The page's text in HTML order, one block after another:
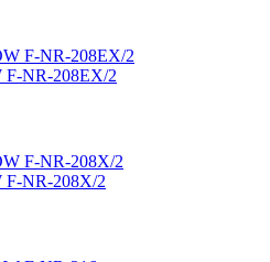
F-NR-208EX/2
F-NR-208X/2